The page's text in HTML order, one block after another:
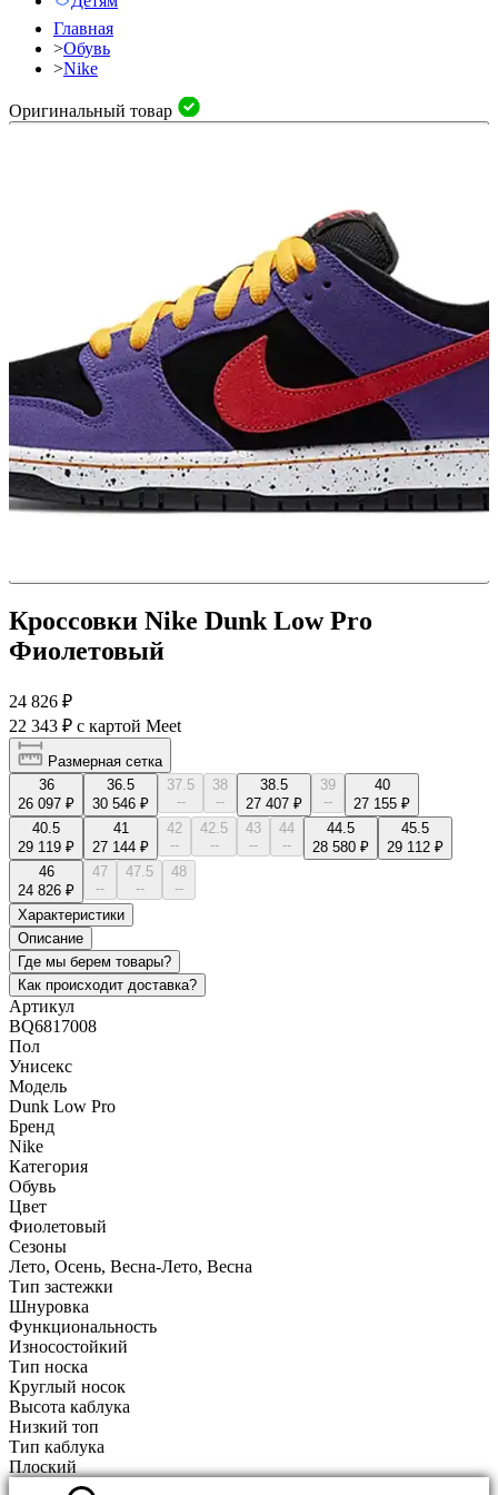
Главная
>Обувь
>Nike
Оригинальный товар
Кроссовки Nike Dunk Low Pro
Фиолетовый
24 826 ₽
22 343 ₽ с картой Meet
Размерная сетка
36
26 097 ₽
36.5
30 546 ₽
37.5
--
38
--
38.5
27 407 ₽
39
--
40
27 155 ₽
40.5
29 119 ₽
41
27 144 ₽
42
--
42.5
--
43
--
44
--
44.5
28 580 ₽
45.5
29 112 ₽
46
24 826 ₽
47
--
47.5
--
48
--
Характеристики
Описание
Где мы берем товары?
Как происходит доставка?
Артикул
BQ6817008
Пол
Унисекс
Модель
Dunk Low Pro
Бренд
Nike
Категория
Обувь
Цвет
Фиолетовый
Сезоны
Лето, Осень, Весна-Лето, Весна
Тип застежки
Шнуровка
Функциональность
Износостойкий
Тип носка
Круглый носок
Высота каблука
Низкий топ
Тип каблука
Плоский